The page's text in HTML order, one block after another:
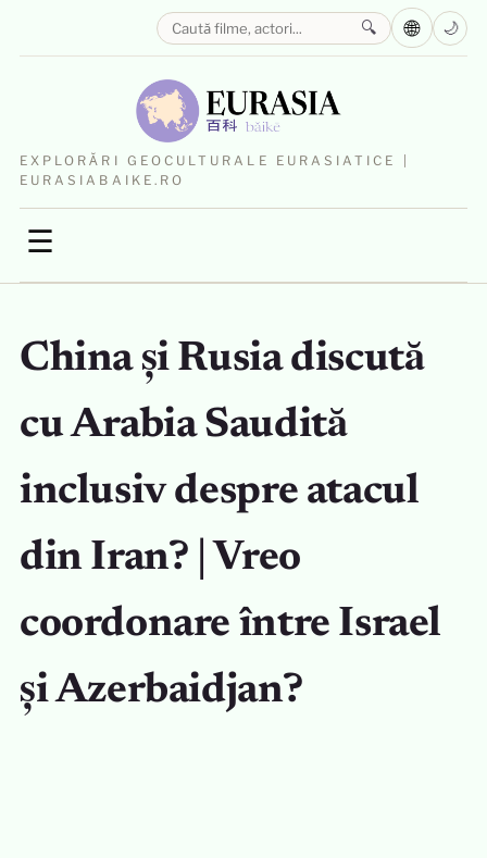
EXPLORĂRI GEOCULTURALE EURASIATICE |
EURASIABAIKE.RO
☰
🔍 🌐 🌙
China și Rusia discută
cu Arabia Saudită
inclusiv despre atacul
din Iran? | Vreo
coordonare între Israel
și Azerbaidjan?